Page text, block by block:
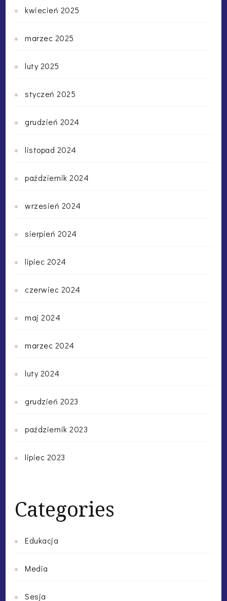
kwiecień 2025
marzec 2025
luty 2025
styczeń 2025
grudzień 2024
listopad 2024
październik 2024
wrzesień 2024
sierpień 2024
lipiec 2024
czerwiec 2024
maj 2024
marzec 2024
luty 2024
grudzień 2023
październik 2023
lipiec 2023
Categories
Edukacja
Media
Sesja